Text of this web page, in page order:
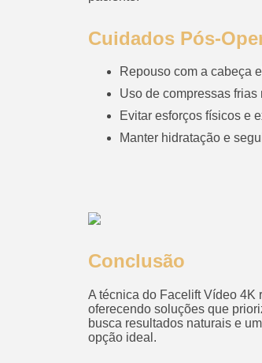
Cuidados Pós-
Repouso com a cabeça
Uso de compressas frias
Evitar esforços físicos e
Manter hidratação e
Conclusão
A técnica do Facelift Vídeo 4K
oferecendo soluções que
busca resultados naturais e
opção ideal.